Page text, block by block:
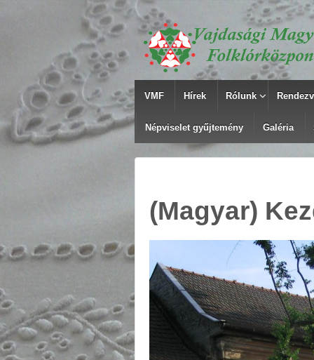
VMF Hírek Rólunk
Népviselet gyűjtemény Galéria
(Magyar)